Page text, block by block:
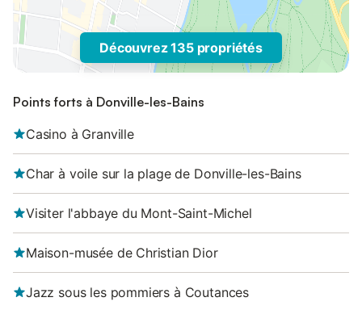
Découvrez 135 propriétés
Points forts à Donville-les-Bains
Casino à Granville
Char à voile sur la plage de Donville-les-Bains
Visiter l'abbaye du Mont-Saint-Michel
Maison-musée de Christian Dior
Jazz sous les pommiers à Coutances